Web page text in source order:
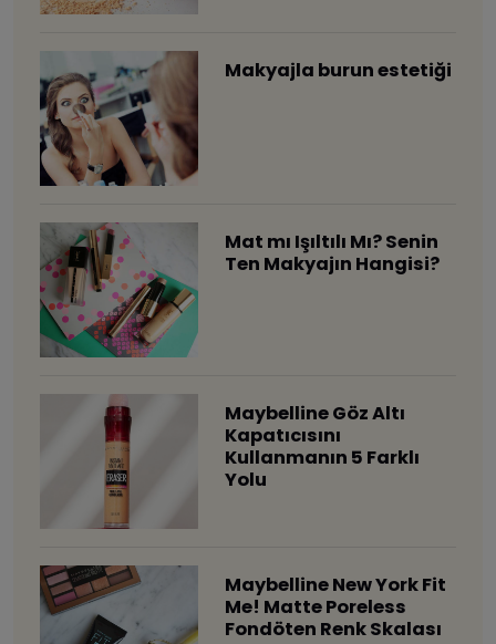
Makyajla burun estetiği
Mat mı Işıltılı Mı? Senin
Ten Makyajın Hangisi?
Maybelline Göz Altı
Kapatıcısını
Kullanmanın 5 Farklı
Yolu
Maybelline New York Fit
Me! Matte Poreless
Fondöten Renk Skalası